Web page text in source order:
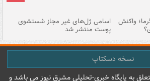
واکنش اسامی ژل‌های غیر مجاز شستشوی
پوست منتشر شد
نسخه دسکتاپ
به پایگاه خبري-تحليلي مشرق نيوز می باشد و